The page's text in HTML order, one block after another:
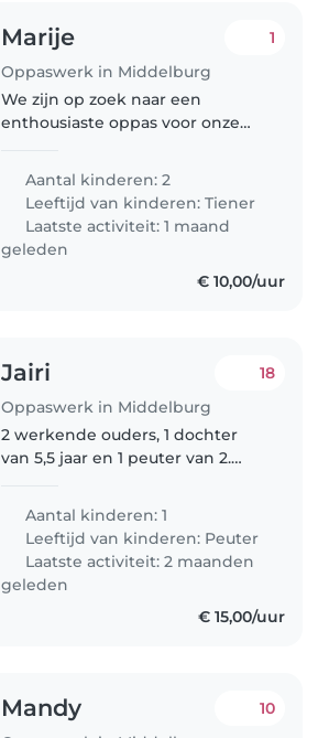
Marije
Oppaswerk in Middelburg
1
We zijn op zoek naar een
enthousiaste oppas voor onze
lichte beperking. Daar door iets
meer hulp nodig dan een
gemiddeld meisje.
Aantal kinderen: 2
Leeftijd van kinderen:Tiener
Laatste activiteit: 1 maand
geleden
€ 10,00/uur
Jairi
Oppaswerk in Middelburg
18
2 werkende ouders, 1 dochter
van 5,5 jaar en 1 peuter van 2.
boeken, spelletjes spelen, op
avontuur gaan en veel buiten
zijn. We hebben geen tv. We
zoeken..
Aantal kinderen: 1
Leeftijd van kinderen: Peuter
Laatste activiteit: 2 maanden
geleden
€ 15,00/uur
Mandy 10